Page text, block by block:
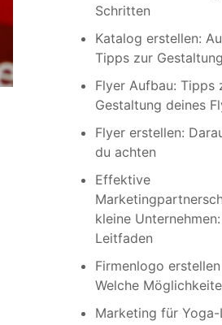
Schritten
Katalog erstellen:
Tipps zur Gestaltung
Flyer Aufbau: Tipps
Gestaltung deines
Flyer erstellen:
du achten
Effektive
kleine
Leitfaden
Firmenlogo
Welche
Marketing für Yoga-